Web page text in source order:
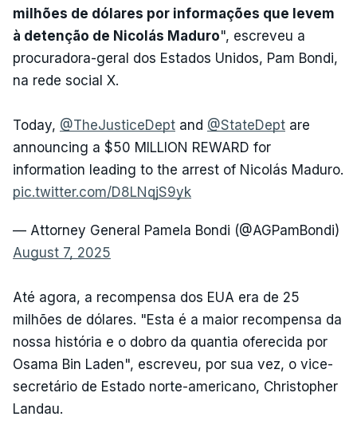
milhões de dólares por informações que levem
à detenção de Nicolás Maduro", escreveu a
procuradora-geral dos Estados Unidos, Pam Bondi,
na rede social X.
Today, @TheJusticeDept and @StateDept are
announcing a $50 MILLION REWARD for
information leading to the arrest of Nicolás Maduro.
pic.twitter.com/D8LNqjS9yk
— Attorney General Pamela Bondi (@AGPamBondi)
August 7, 2025
Até agora, a recompensa dos EUA era de 25
milhões de dólares. "Esta é a maior recompensa da
nossa história e o dobro da quantia oferecida por
Osama Bin Laden", escreveu, por sua vez, o vice-
secretário de Estado norte-americano, Christopher
Landau.